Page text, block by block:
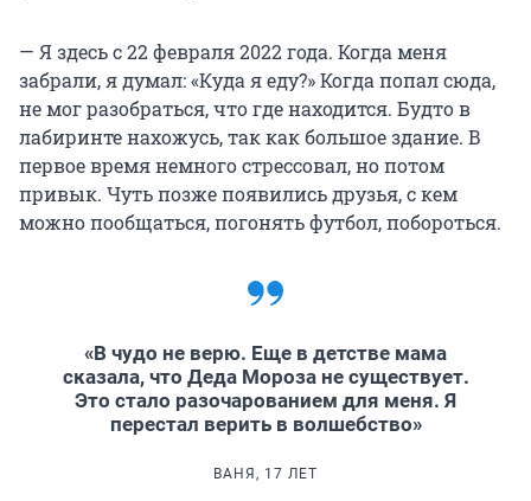
— Я здесь с 22 февраля 2022 года. Когда меня
забрали, я думал: «Куда я еду?» Когда попал сюда,
не мог разобраться, что где находится. Будто в
лабиринте нахожусь, так как большое здание. В
первое время немного стрессовал, но потом
привык. Чуть позже появились друзья, с кем
можно пообщаться, погонять футбол, побороться.
«В чудо не верю. Еще в детстве мама
сказала, что Деда Мороза не существует.
Это стало разочарованием для меня. Я
перестал верить в волшебство»
ВАНЯ, 17 ЛЕТ